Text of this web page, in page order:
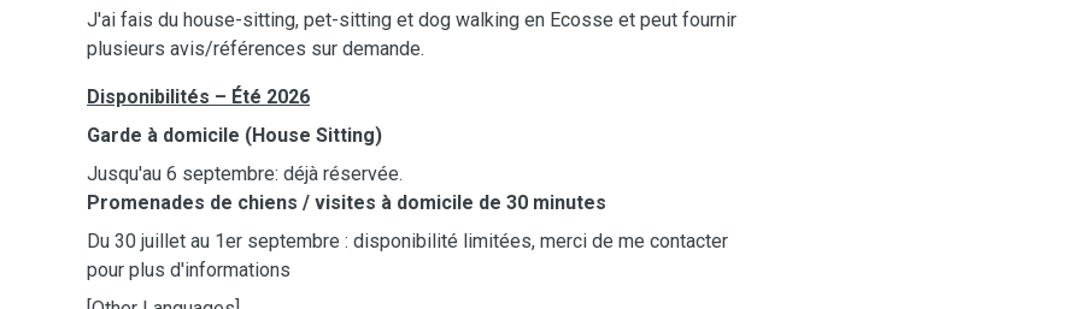
J'ai fais du house-sitting, pet-sitting et dog walking en Ecosse et peut fournir
plusieurs avis/références sur demande.
Disponibilités – Été 2026
Garde à domicile (House Sitting)
Jusqu'au 6 septembre: déjà réservée.
Promenades de chiens / visites à domicile de 30 minutes
Du 30 juillet au 1er septembre : disponibilité limitées, merci de me contacter
pour plus d'informations